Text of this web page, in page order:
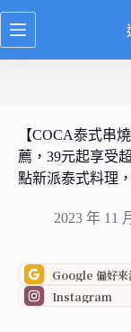
跳
至
【COCA泰式串
薦，39元起享受
點新派泰式料理
2023 年 11
Google 偏好來
Instagram